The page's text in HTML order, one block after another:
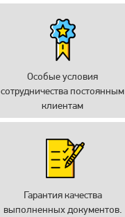
Особые условия
сотрудничества постоянным
клиентам
Гарантия качества
выполненных документов.